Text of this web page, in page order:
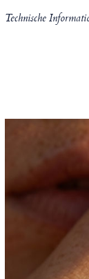
Technische